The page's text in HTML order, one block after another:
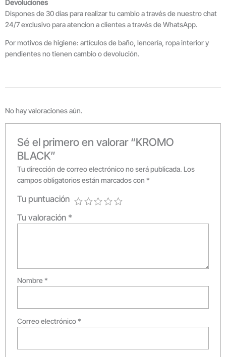
Devoluciones
Dispones de 30 días para realizar tu cambio a través de nuestro chat
24/7 exclusivo para atencion a clientes a través de WhatsApp.
Por motivos de higiene: artículos de baño, lencería, ropa interior y
pendientes no tienen cambio o devolución.
No hay valoraciones aún.
Sé el primero en valorar “KROMO
BLACK”
Tu dirección de correo electrónico no será publicada. Los
campos obligatorios están marcados con *
Tu puntuación
Tu valoración *
Nombre *
Correo electrónico *